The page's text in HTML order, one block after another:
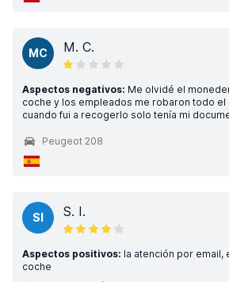
MC M. C.
Aspectos negativos: Me olvidé el
coche y los empleados me robaron todo el
cuando fui a recogerlo solo tenía mi
Peugeot 208
SI S. I.
Aspectos positivos: la atención por email,
coche